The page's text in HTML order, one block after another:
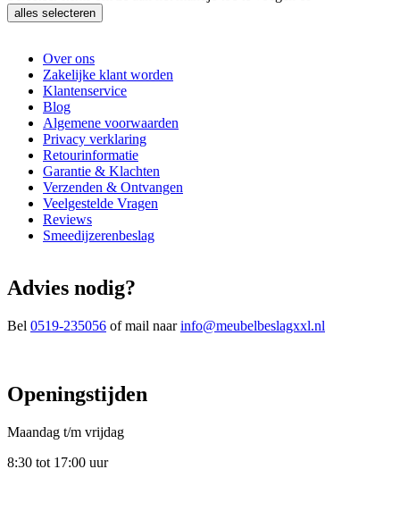
alles selecteren
Over ons
Zakelijke klant worden
Klantenservice
Blog
Algemene voorwaarden
Privacy verklaring
Retourinformatie
Garantie & Klachten
Verzenden & Ontvangen
Veelgestelde Vragen
Reviews
Smeedijzerenbeslag
Advies nodig?
Bel 0519-235056 of mail naarinfo@meubelbeslagxxl.nl
Openingstijden
Maandag t/m vrijdag
8:30 tot 17:00 uur